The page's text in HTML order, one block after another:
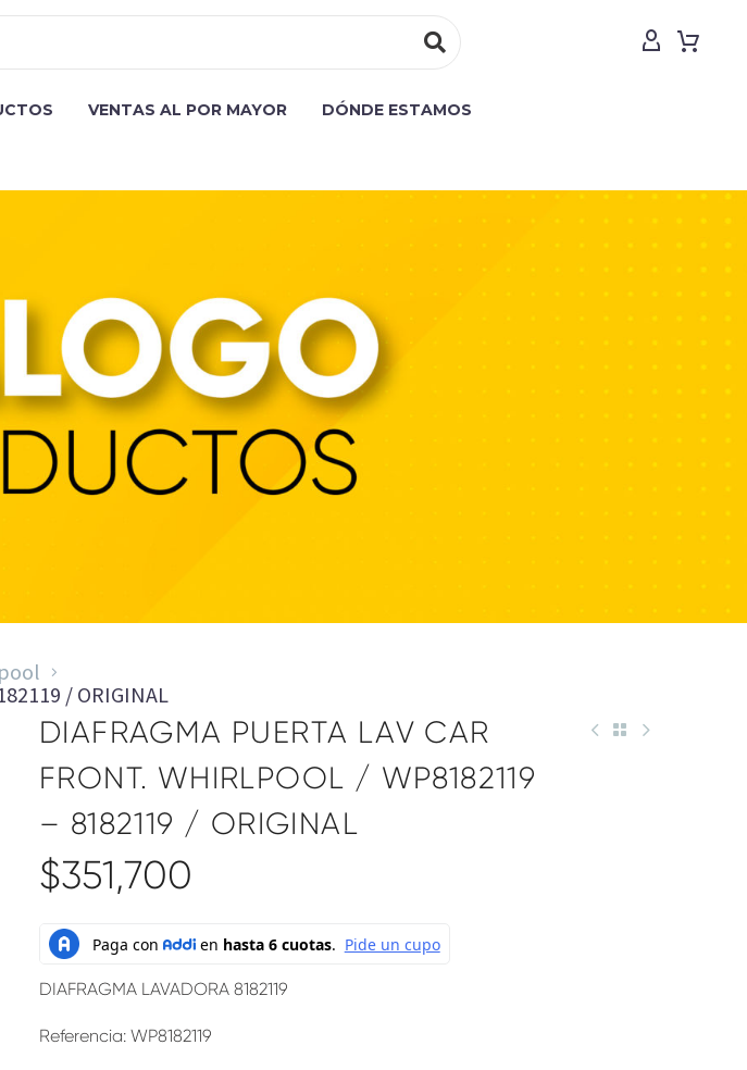
VENTAS AL POR MAYOR
DÓNDE ESTAMOS
/ ORIGINAL
DIAFRAGMA PUERTA LAV CAR
FRONT. WHIRLPOOL / WP8182119
– 8182119 / ORIGINAL
$351,700
DIAFRAGMA LAVADORA 8182119
Referencia: WP8182119